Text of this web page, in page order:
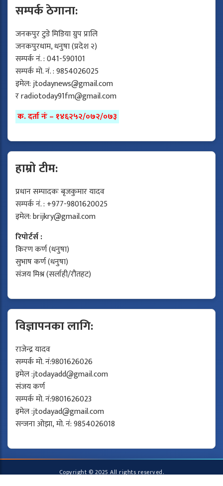
सम्पर्क ठेगाना:
जनकपुर टुडे मिडिया ग्रुप प्रालि
जनकपुरधाम, धनुषा (प्रदेश २)
सम्पर्क नं. : 041-590101
सम्पर्क मो. नं. : 9854026025
इमेल:jtodaynews@gmail.com
रradiotoday91fm@gmail.com
क. दर्ता नंः – १४६२५२/०७२/०७३
हाम्रो टीम:
प्रधान सम्पादकः बृजकुमार यादव
सम्पर्क नं. : +977-9801620025
इमेल:brijkry@gmail.com
रिपोर्टर्स :
किरण कर्ण (धनुषा)
सुभाष कर्ण (धनुषा)
संजय मिश्र (सर्लाही/रौतहट)
विज्ञापनका लागि:
राजेन्द्र यादव
सम्पर्क मो. नं:9801626026
इमेल :jtodayadd@gmail.com
संजय कर्ण
सम्पर्क मो. नं:9801626023
इमेल :jtodayad@gmail.com
सन्जना ओझा, मो. नं: 9854026018
Copyright © 2025 All rights reserved.